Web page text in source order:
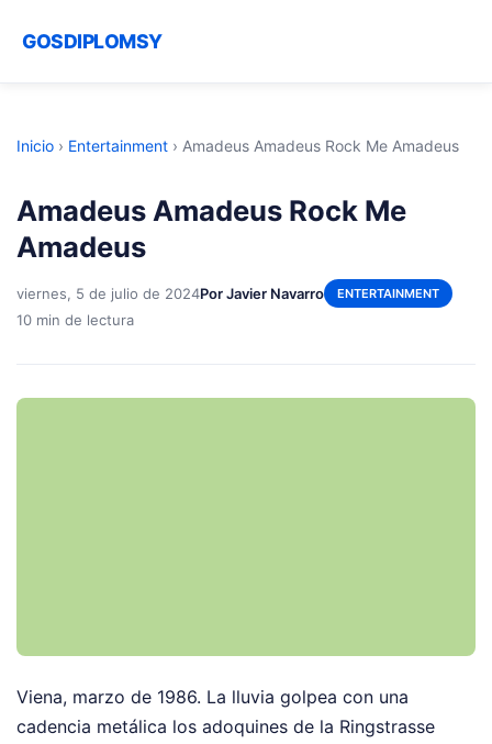
GOSDIPLOMSY
Inicio › Entertainment › Amadeus Amadeus Rock Me Amadeus
Amadeus Amadeus Rock Me
Amadeus
viernes, 5 de julio de 2024Por Javier Navarro ENTERTAINMENT
10 min de lectura
Viena, marzo de 1986. La lluvia golpea con una
cadencia metálica los adoquines de la Ringstrasse